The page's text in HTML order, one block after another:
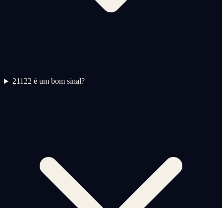
21122 é um bom sinal?